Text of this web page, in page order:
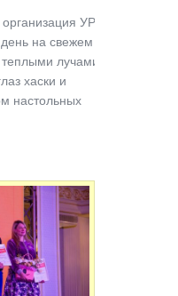
организация УР
на свежем
лучами
хаски и
настольных